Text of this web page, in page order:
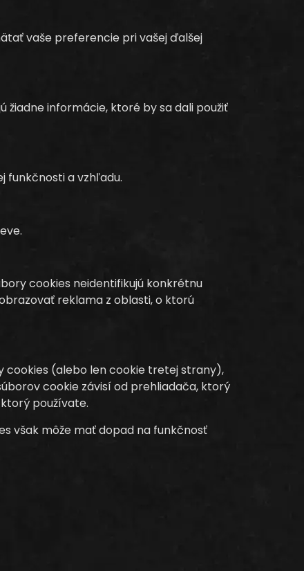
vaše preferencie pri vašej ďalšej
žiadne informácie, ktoré by sa dali použiť
funkčnosti a vzhľadu.
cookies neidentifikujú konkrétnu
reklama z oblasti, o ktorú
cookies (alebo len cookie tretej strany),
cookie závisí od prehliadača, ktorý
používate.
však môže mať dopad na funkčnosť